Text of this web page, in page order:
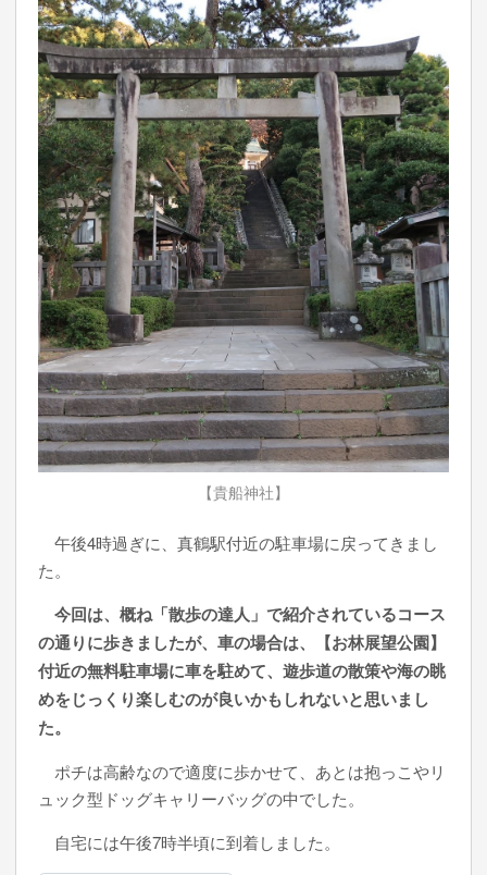
【貴船神社】
午後4時過ぎに、真鶴駅付近の駐車場に戻ってきまし
た。
今回は、概ね「散歩の達人」で紹介されているコース
の通りに歩きましたが、車の場合は、【お林展望公園】
付近の無料駐車場に車を駐めて、遊歩道の散策や海の眺
めをじっくり楽しむのが良いかもしれないと思いまし
た。
ポチは高齢なので適度に歩かせて、あとは抱っこやリ
ュック型ドッグキャリーバッグの中でした。
自宅には午後7時半頃に到着しました。